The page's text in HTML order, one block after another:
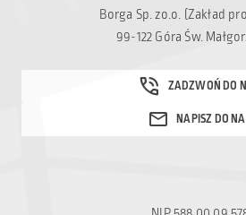
Borga Sp. zo.o. (Zakład
99-122 Góra Św.